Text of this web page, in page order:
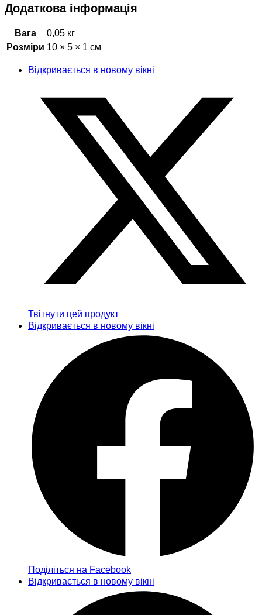
Додаткова інформація
Вага
0,05 кг
Розміри 10 × 5 × 1 см
Відкривається в новому вікні
Твітнути цей продукт
Відкривається в новому вікні
Поділіться на Facebook
Відкривається в новому вікні